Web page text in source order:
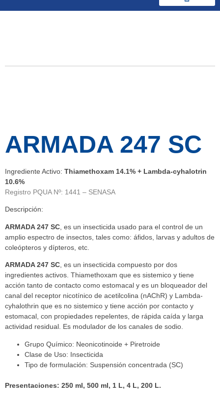
ARMADA 247 SC
Ingrediente Activo: Thiamethoxam 14.1% + Lambda-cyhalotrin
10.6%
Registro PQUA Nº: 1441 – SENASA
Descripción:
ARMADA 247 SC , es un insecticida usado para el control de un
amplio espectro de insectos, tales como: áfidos, larvas y adultos de
coleópteros y dípteros, etc.
ARMADA 247 SC , es un insecticida compuesto por dos
ingredientes activos. Thiamethoxam que es sistemico y tiene
acción tanto de contacto como estomacal y es un bloqueador del
canal del receptor nicotínico de acetilcolina (nAChR) y Lambda-
cyhalothrin que es no sistemico y tiene acción por contacto y
estomacal, con propiedades repelentes, de rápida caída y larga
actividad residual. Es modulador de los canales de sodio.
Grupo Químico: Neonicotinoide + Piretroide
Clase de Uso: Insecticida
Tipo de formulación: Suspensión concentrada (SC)
Presentaciones: 250 ml, 500 ml, 1 L, 4 L, 200 L.